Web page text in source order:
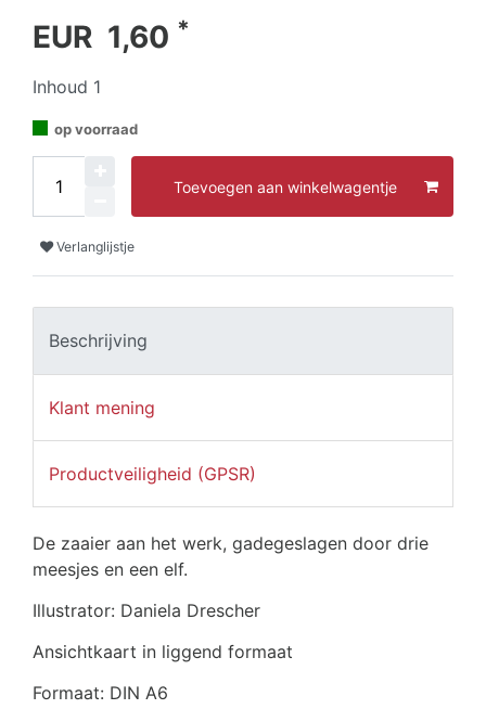
EUR 1,60 *
Inhoud 1
op voorraad
Toevoegen aan winkelwagentje
Verlanglijstje
Beschrijving
Klant mening
Productveiligheid (GPSR)
De zaaier aan het werk, gadegeslagen door drie
meesjes en een elf.
Illustrator: Daniela Drescher
Ansichtkaart in liggend formaat
Formaat: DIN A6